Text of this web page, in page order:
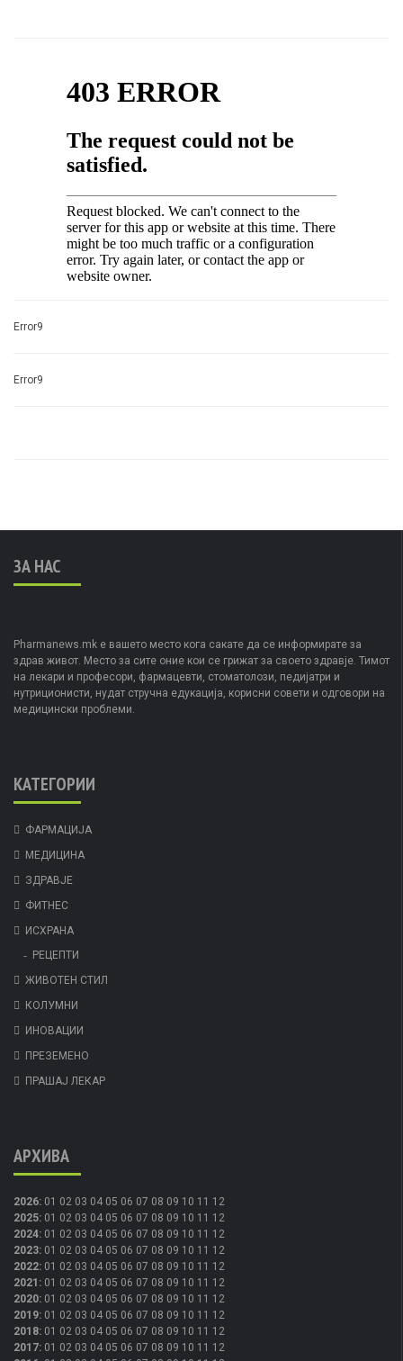
Error9
Error9
ЗА НАС
Pharmanews.mk е вашето место кога сакате да се информирате за
здрав живот. Место за сите оние кои се грижат за своето здравје. Тимот
на лекари и професори, фармацевти, стоматолози, педијатри и
нутриционисти, нудат стручна едукација, корисни совети и одговори на
медицински проблеми.
КАТЕГОРИИ
ФАРМАЦИЈА
МЕДИЦИНА
ЗДРАВЈЕ
ФИТНЕС
ИСХРАНА
РЕЦЕПТИ
ЖИВОТЕН СТИЛ
КОЛУМНИ
ИНОВАЦИИ
ПРЕЗЕМЕНО
ПРАШАЈ ЛЕКАР
АРХИВА
2026: 01 02 03 04 05 06 07 08 09 10 11 12
2025: 01 02 03 04 05 06 07 08 09 10 11 12
2024: 01 02 03 04 05 06 07 08 09 10 11 12
2023: 01 02 03 04 05 06 07 08 09 10 11 12
2022: 01 02 03 04 05 06 07 08 09 10 11 12
2021 : 01 02 03 04 05 06 07 08 09 10 11 12
2020: 01 02 03 04 05 06 07 08 09 10 11 12
2019: 01 02 03 04 05 06 07 08 09 10 11 12
2018: 01 02 03 04 05 06 07 08 09 10 11 12
2017: 01 02 03 04 05 06 07 08 09 10 11 12